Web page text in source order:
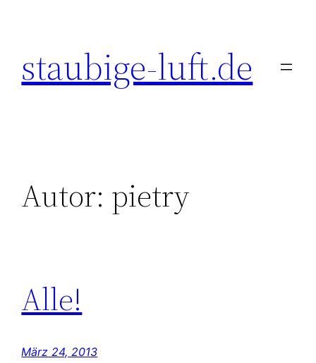
staubige-luft.de
Autor: pietry
Alle!
März 24, 2013